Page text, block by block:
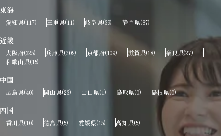
東海
愛知県(117) 三重県(11) 岐阜県(39) 静岡県(87)
近畿
大阪府(325) 兵庫県(209) 京都府(109) 滋賀県(18) 奈良県(27)
和歌山県(15)
中国
広島県(40) 岡山県(23) 山口県(1) 鳥取県(0) 島根県(0)
四国
香川県(10) 徳島県(5) 愛媛県(15) 高知県(5)